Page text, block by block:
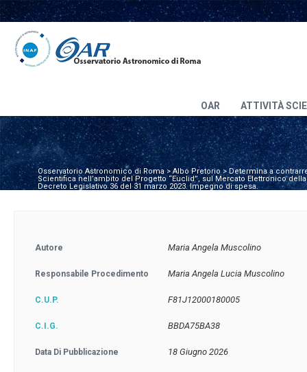
OAR ATTIVITÀ
Osservatorio Astronomico di Roma>Albo Pretorio >Determina a
Scientifica nell’ambito del Progetto “Euclid”, sul Mercato Elettronico
Decreto Legislativo 36 del 31 marzo 2023. Impegno di spesa.
Autore Maria Angela Muscolino
Responsabile Procedimento Maria Angela Lucia Muscolino
C.U.P. F81J12000180005
C.I.G. BBDA75BA38
Data Di Pubblicazione 18 Giugno 2026